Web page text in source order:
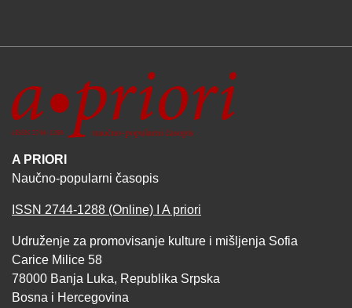
A PRIORI
Naučno-popularni časopis
ISSN 2744-1288 (Online) I A priori
Udruženje za promovisanje kulture i mišljenja Sofia
Carice Milice 58
78000 Banja Luka, Republika Srpska
Bosna i Hercegovina